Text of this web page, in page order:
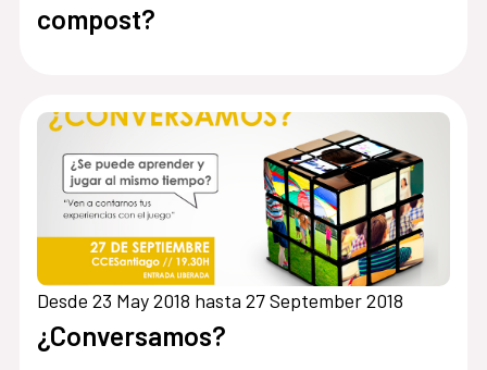
compost?
Desde 23 May 2018 hasta 27 September 2018
¿Conversamos?